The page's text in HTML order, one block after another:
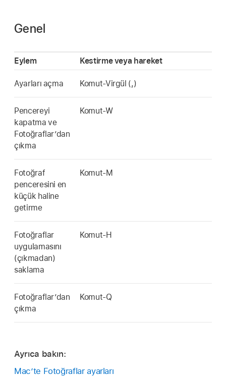
Genel
Eylem Kestirme veya hareket
Ayarları açma Komut-Virgül (,)
Pencereyi
kapatma ve
Fotoğraflar’dan
çıkma
Komut-W
Fotoğraf
penceresini en
küçük haline
getirme
Komut-M
Fotoğraflar
uygulamasını
(çıkmadan)
saklama
Komut-H
Fotoğraflar’dan
çıkma
Komut-Q
Ayrıca bakın:
Mac’te Fotoğraflar ayarları